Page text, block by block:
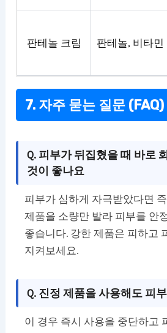
판테놀 크림 판테놀, 비타민
7. 자주 묻는 질문 (FAQ)
Q. 피부가 뒤집혔을 때 바로
것이 좋나요
피부가 심하게 자극받았다면
제품을 소량만 발라 피부를 안
좋습니다. 강한 제품은 피하고
지켜보세요.
Q. 진정 제품을 사용해도 피
이 경우 즉시 사용을 중단하고